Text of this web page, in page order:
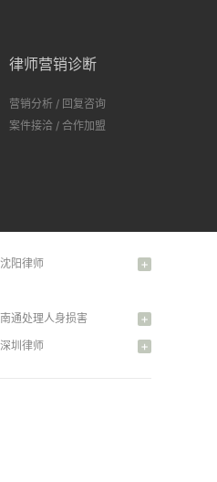
律师营销诊断
营销分析 / 回复咨询
案件接洽 / 合作加盟
沈阳律师
+
南通处理人身损害赔偿问题律师
滨州合同纠纷律师
+
深圳律师
+